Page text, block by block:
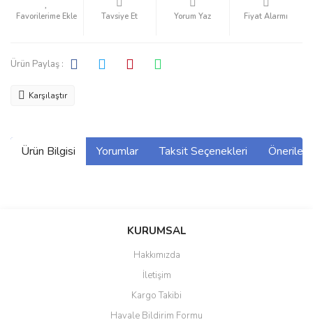
Tavsiye Et Yorum Yaz Fiyat Alarmı
Ürün Paylaş :
Karşılaştır
Ürün Bilgisi Yorumlar Taksit Seçenekleri
Bu ürüne ilk yorumu siz yapın!
Yorum Yaz
Ürün resmi kalitesiz, bozuk veya görüntülenemiyor.
Ürün açıklamasında eksik bilgiler bulunuyor.
Ürün bilgilerinde hatalar bulunuyor.
KURUMSAL
Hakkımızda
İletişim
Kargo Takibi
Havale Bildirim Formu